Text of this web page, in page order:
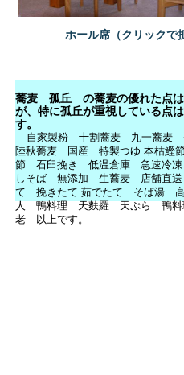
蕎麦 孤丘 の蕎麦の優れた点は
が、特に孤丘が重視している点
す。
自家製粉 十割蕎麦 九一蕎麦
陸秋蕎麦 国産 特製つゆ 本枯鰹
節 石臼挽き 低温倉庫 急速冷
しそば 無添加 生蕎麦 店舗直
て 挽きたて 茹でたて そば湯
人 鴨料理 天麩羅 天ぷら 鴨料
老 以上です。
ホール席（クリックで